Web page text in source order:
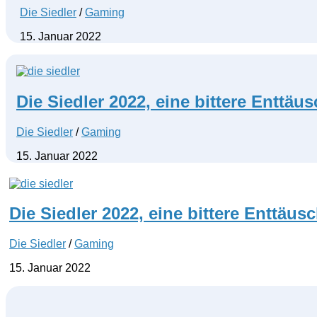
Die Siedler /Gaming
15. Januar 2022
Die Siedler 2022, eine bittere
Die Siedler /Gaming
15. Januar 2022
Die Siedler 2022, eine bittere
Die Siedler /Gaming
15. Januar 2022